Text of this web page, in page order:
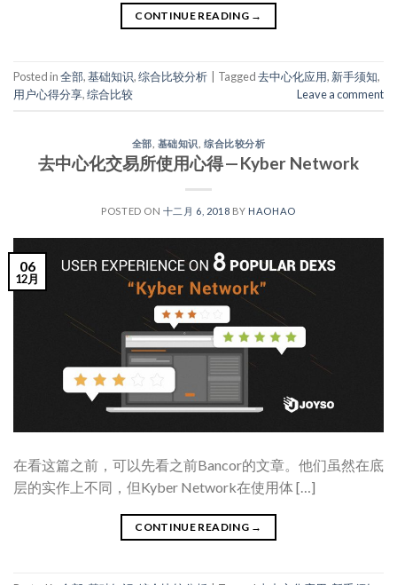
CONTINUE READING →
Posted in全部,基础知识,综合比较分析 Tagged去中心化应用, 新手须知,
用户心得分享,综合比较 Leave a comment
全部 基础知识 ,综合比较分析
去中心化交易所使用心得 — Kyber Network
POSTED ON 十二月 6, 2018 BY HAOHAO
06
12月
在看这篇之前，可以先看之前Bancor的文章。他们虽然在底
层的实作上不同，但Kyber Network在使用体 […]
CONTINUE READING →